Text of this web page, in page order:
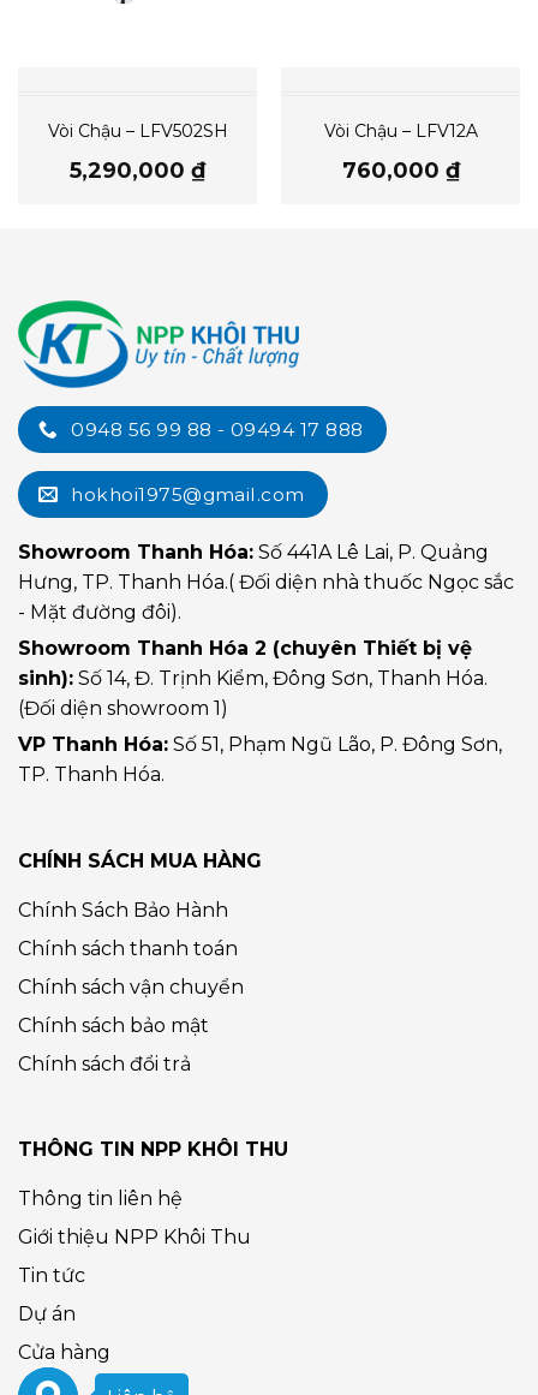
Vòi Chậu – LFV502SH
5,290,000 ₫
Vòi Chậu – LFV12A
760,000 ₫
0948 56 99 88 - 09494 17 888
hokhoi1975@gmail.com
Showroom Thanh Hóa: Số 441A Lê Lai, P. Quảng
Hưng, TP. Thanh Hóa.( Đối diện nhà thuốc Ngọc sắc
- Mặt đường đôi).
Showroom Thanh Hóa 2 (chuyên Thiết bị vệ
sinh): Số 14, Đ. Trịnh Kiểm, Đông Sơn, Thanh Hóa.
(Đối diện showroom 1)
VP Thanh Hóa: Số 51, Phạm Ngũ Lão, P. Đông Sơn,
TP. Thanh Hóa.
CHÍNH SÁCH MUA HÀNG
Chính Sách Bảo Hành
Chính sách thanh toán
Chính sách vận chuyển
Chính sách bảo mật
Chính sách đổi trả
THÔNG TIN NPP KHÔI THU
Thông tin liên hệ
Giới thiệu NPP Khôi Thu
Tin tức
Dự án
Cửa hàng